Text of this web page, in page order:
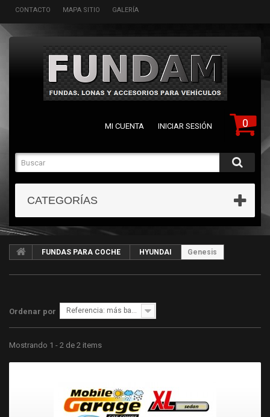
CONTACTO MAPA SITIO GALERÍA
0
MI CUENTA INICIAR SESIÓN
CATEGORÍAS
FUNDAS PARA COCHE HYUNDAI Genesis
Ordenar por Referencia: más bajo primero
Mostrando 1 - 2 de 2 items